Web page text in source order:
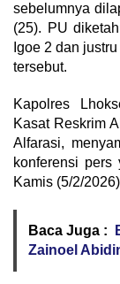
sebelumnya
(25). PU
Igoe 2 dan
tersebut.
Kapolres
Kasat Reskrim
Alfarasi,
konferensi pers
Kamis (5/2/
Baca Juga :
Zainoel